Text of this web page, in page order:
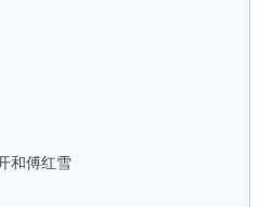
和傅红雪